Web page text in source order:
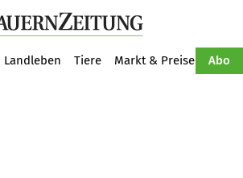
Landleben Tiere Markt & Preise Abo